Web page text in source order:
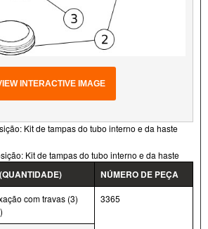
INTERACTIVE IMAGE
Kit de tampas do tubo interno e da haste
Kit de tampas do tubo interno e da haste
NÚMERO DE PEÇA
com travas (3)
3365